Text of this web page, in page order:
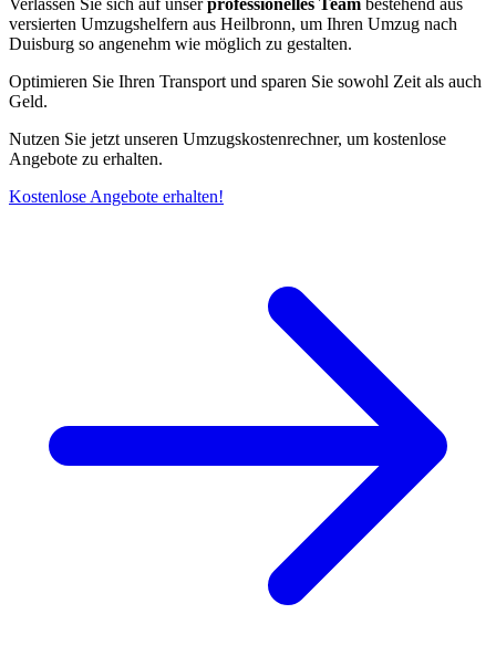
Verlassen Sie sich auf unserprofessionelles Team bestehend aus
versierten Umzugshelfern aus Heilbronn, um Ihren Umzug nach
Duisburg so angenehm wie möglich zu gestalten.
Optimieren Sie Ihren Transport und sparen Sie sowohl Zeit als auch
Geld.
Nutzen Sie jetzt unseren Umzugskostenrechner, um kostenlose
Angebote zu erhalten.
Kostenlose Angebote erhalten!